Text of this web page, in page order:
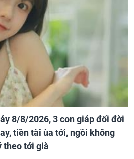
8/8/2026, 3 con giáp đổi đời
tiền tài ùa tới, ngồi không
theo tới già